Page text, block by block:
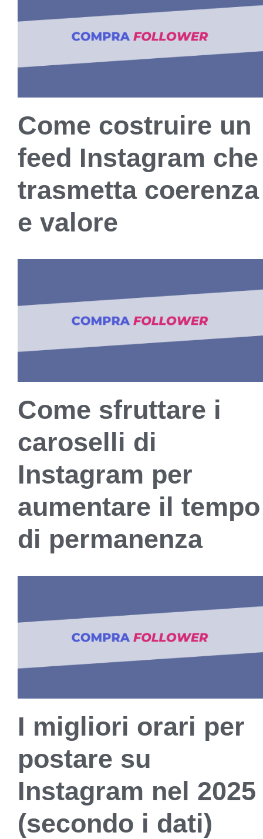
Come costruire un
feed Instagram che
trasmetta coerenza
e valore
Come sfruttare i
caroselli di
Instagram per
aumentare il tempo
di permanenza
I migliori orari per
postare su
Instagram nel 2025
(secondo i dati)